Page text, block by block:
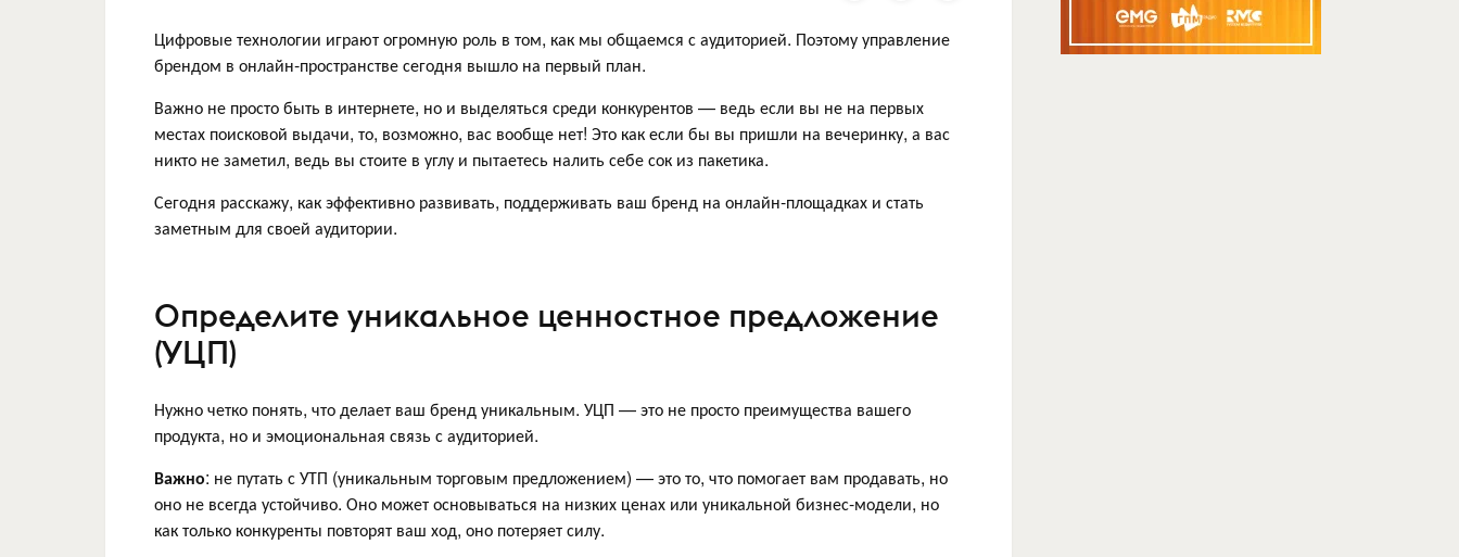
Цифровые технологии играют огромную роль в том, как мы общаемся с аудиторией. Поэтому управление
брендом в онлайн-пространстве сегодня вышло на первый план.
Важно не просто быть в интернете, но и выделяться среди конкурентов — ведь если вы не на первых
местах поисковой выдачи, то, возможно, вас вообще нет! Это как если бы вы пришли на вечеринку, а вас
никто не заметил, ведь вы стоите в углу и пытаетесь налить себе сок из пакетика.
Сегодня расскажу, как эффективно развивать, поддерживать ваш бренд на онлайн-площадках и стать
заметным для своей аудитории.
Определите уникальное ценностное предложение
(УЦП)
Нужно четко понять, что делает ваш бренд уникальным. УЦП — это не просто преимущества вашего
продукта, но и эмоциональная связь с аудиторией.
Важно: не путать с УТП (уникальным торговым предложением) — это то, что помогает вам продавать, но
оно не всегда устойчиво. Оно может основываться на низких ценах или уникальной бизнес-модели, но
как только конкуренты повторят ваш ход, оно потеряет силу.